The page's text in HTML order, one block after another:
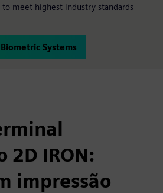
meet highest industry standards
Systems
2D IRON:
impressão